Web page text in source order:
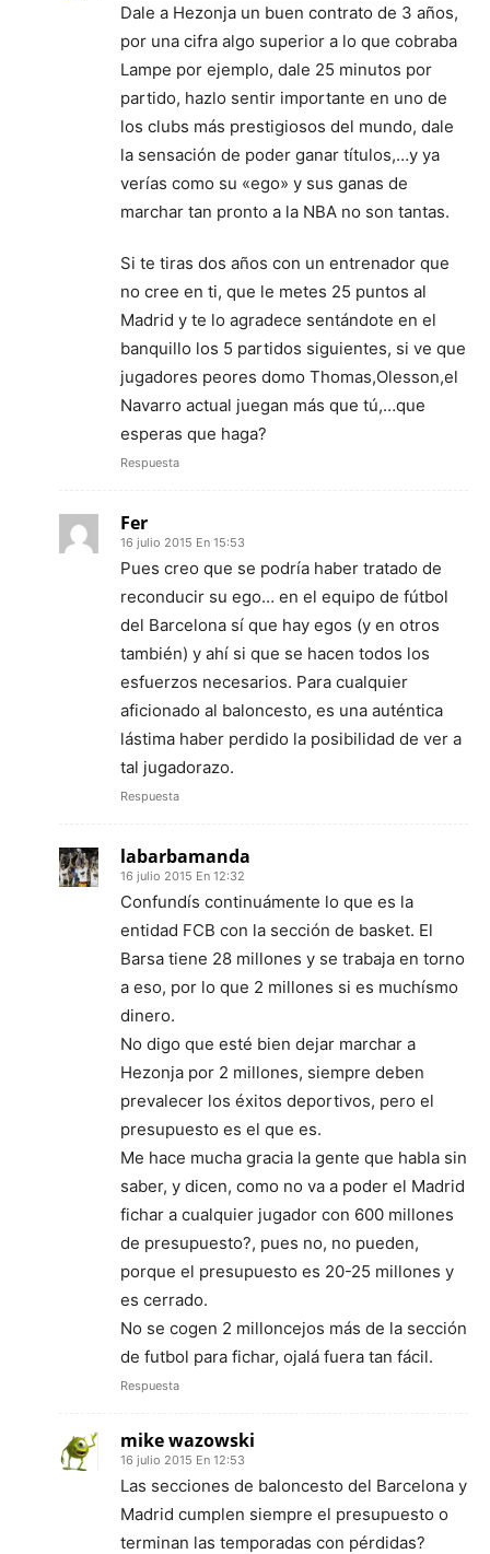
Dale a Hezonja un buen contrato de 3 años,
por una cifra algo superior a lo que cobraba
Lampe por ejemplo, dale 25 minutos por
partido, hazlo sentir importante en uno de
los clubs más prestigiosos del mundo, dale
la sensación de poder ganar títulos,…y ya
verías como su «ego» y sus ganas de
marchar tan pronto a la NBA no son tantas.
Si te tiras dos años con un entrenador que
no cree en ti, que le metes 25 puntos al
Madrid y te lo agradece sentándote en el
banquillo los 5 partidos siguientes, si ve que
jugadores peores domo Thomas,Olesson,el
Navarro actual juegan más que tú,…que
esperas que haga?
Respuesta
Fer
16 julio 2015 En 15:53
Pues creo que se podría haber tratado de
reconducir su ego… en el equipo de fútbol
del Barcelona sí que hay egos (y en otros
también) y ahí si que se hacen todos los
esfuerzos necesarios. Para cualquier
aficionado al baloncesto, es una auténtica
lástima haber perdido la posibilidad de ver a
tal jugadorazo.
Respuesta
labarbamanda
16 julio 2015 En 12:32
Confundís continuámente lo que es la
entidad FCB con la sección de basket. El
Barsa tiene 28 millones y se trabaja en torno
a eso, por lo que 2 millones si es muchísmo
dinero.
No digo que esté bien dejar marchar a
Hezonja por 2 millones, siempre deben
prevalecer los éxitos deportivos, pero el
presupuesto es el que es.
Me hace mucha gracia la gente que habla sin
saber, y dicen, como no va a poder el Madrid
fichar a cualquier jugador con 600 millones
de presupuesto?, pues no, no pueden,
porque el presupuesto es 20-25 millones y
es cerrado.
No se cogen 2 milloncejos más de la sección
de futbol para fichar, ojalá fuera tan fácil.
Respuesta
mike wazowski
16 julio 2015 En 12:53
Las secciones de baloncesto del Barcelona y
Madrid cumplen siempre el presupuesto o
terminan las temporadas con pérdidas?